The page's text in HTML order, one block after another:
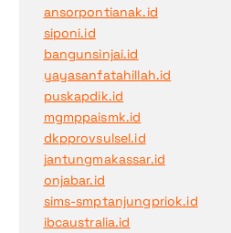
ansorpontianak.id
siponi.id
bangunsinjai.id
yayasanfatahillah.id
puskapdik.id
mgmppaismk.id
dkpprovsulsel.id
jantungmakassar.id
onjabar.id
sims-smptanjungpriok.id
ibcaustralia.id